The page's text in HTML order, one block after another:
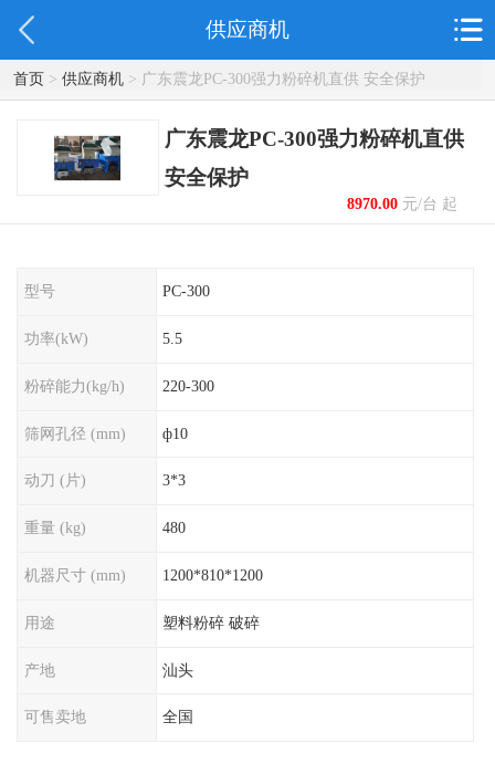
供应商机
首页> 供应商机> 广东震龙PC-300强力粉碎机直供 安全保护
广东震龙PC-300强力粉碎机直供
安全保护
8970.00元/台 起
型号 PC-300
功率(kW) 5.5
粉碎能力(kg/h) 220-300
筛网孔径 (mm) ф10
动刀 (片) 3*3
重量 (kg) 480
机器尺寸 (mm) 1200*810*1200
用途 塑料粉碎 破碎
产地 汕头
可售卖地 全国